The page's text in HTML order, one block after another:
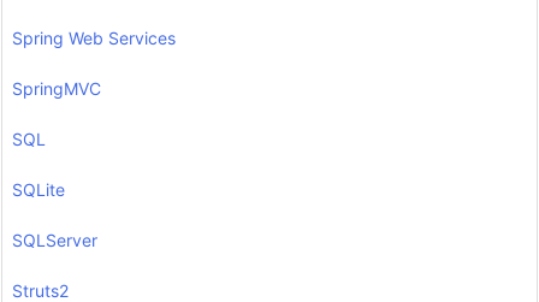
Spring Web Services
SpringMVC
SQL
SQLite
SQLServer
Struts2